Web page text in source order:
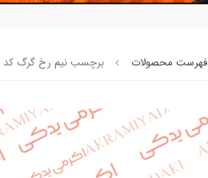
فهرست محصولات برچسب نیم رخ گرگ کد 6408254